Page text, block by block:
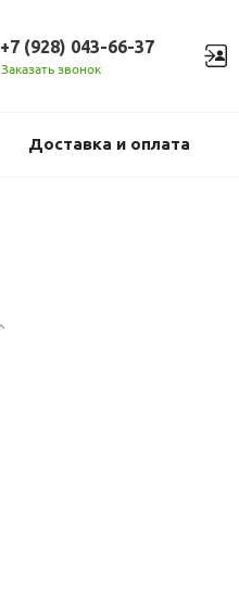
+7 (928) 043-66-37
Заказать звонок
Доставка и оплата